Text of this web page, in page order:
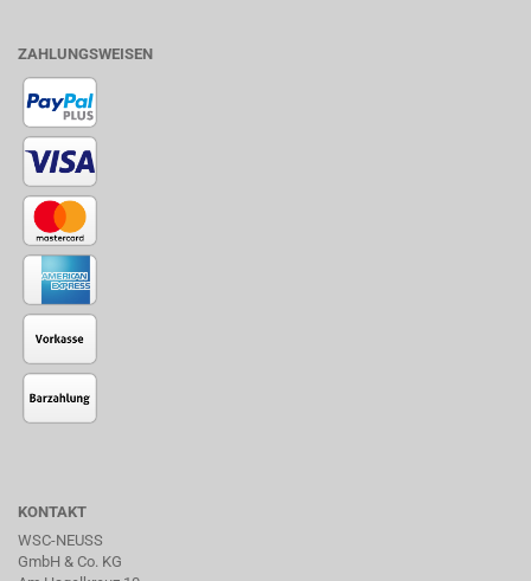
ZAHLUNGSWEISEN
KONTAKT
WSC-NEUSS
GmbH & Co. KG